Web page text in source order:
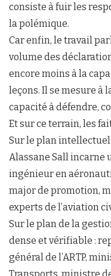
consiste à fuir les
la polémique.
Car enfin, le travail
volume des
encore moins à la
leçons. Il se mesure à
capacité à défendre,
Et sur ce terrain, les
Sur le plan
Alassane Sall incarne
ingénieur en
major de promotion,
experts de l’aviation
Sur le plan de la
dense et vérifiable :
général de l’ARTP,